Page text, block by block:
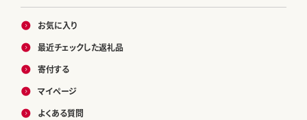
お気に入り
最近チェックした返礼品
寄付する
マイページ
よくある質問